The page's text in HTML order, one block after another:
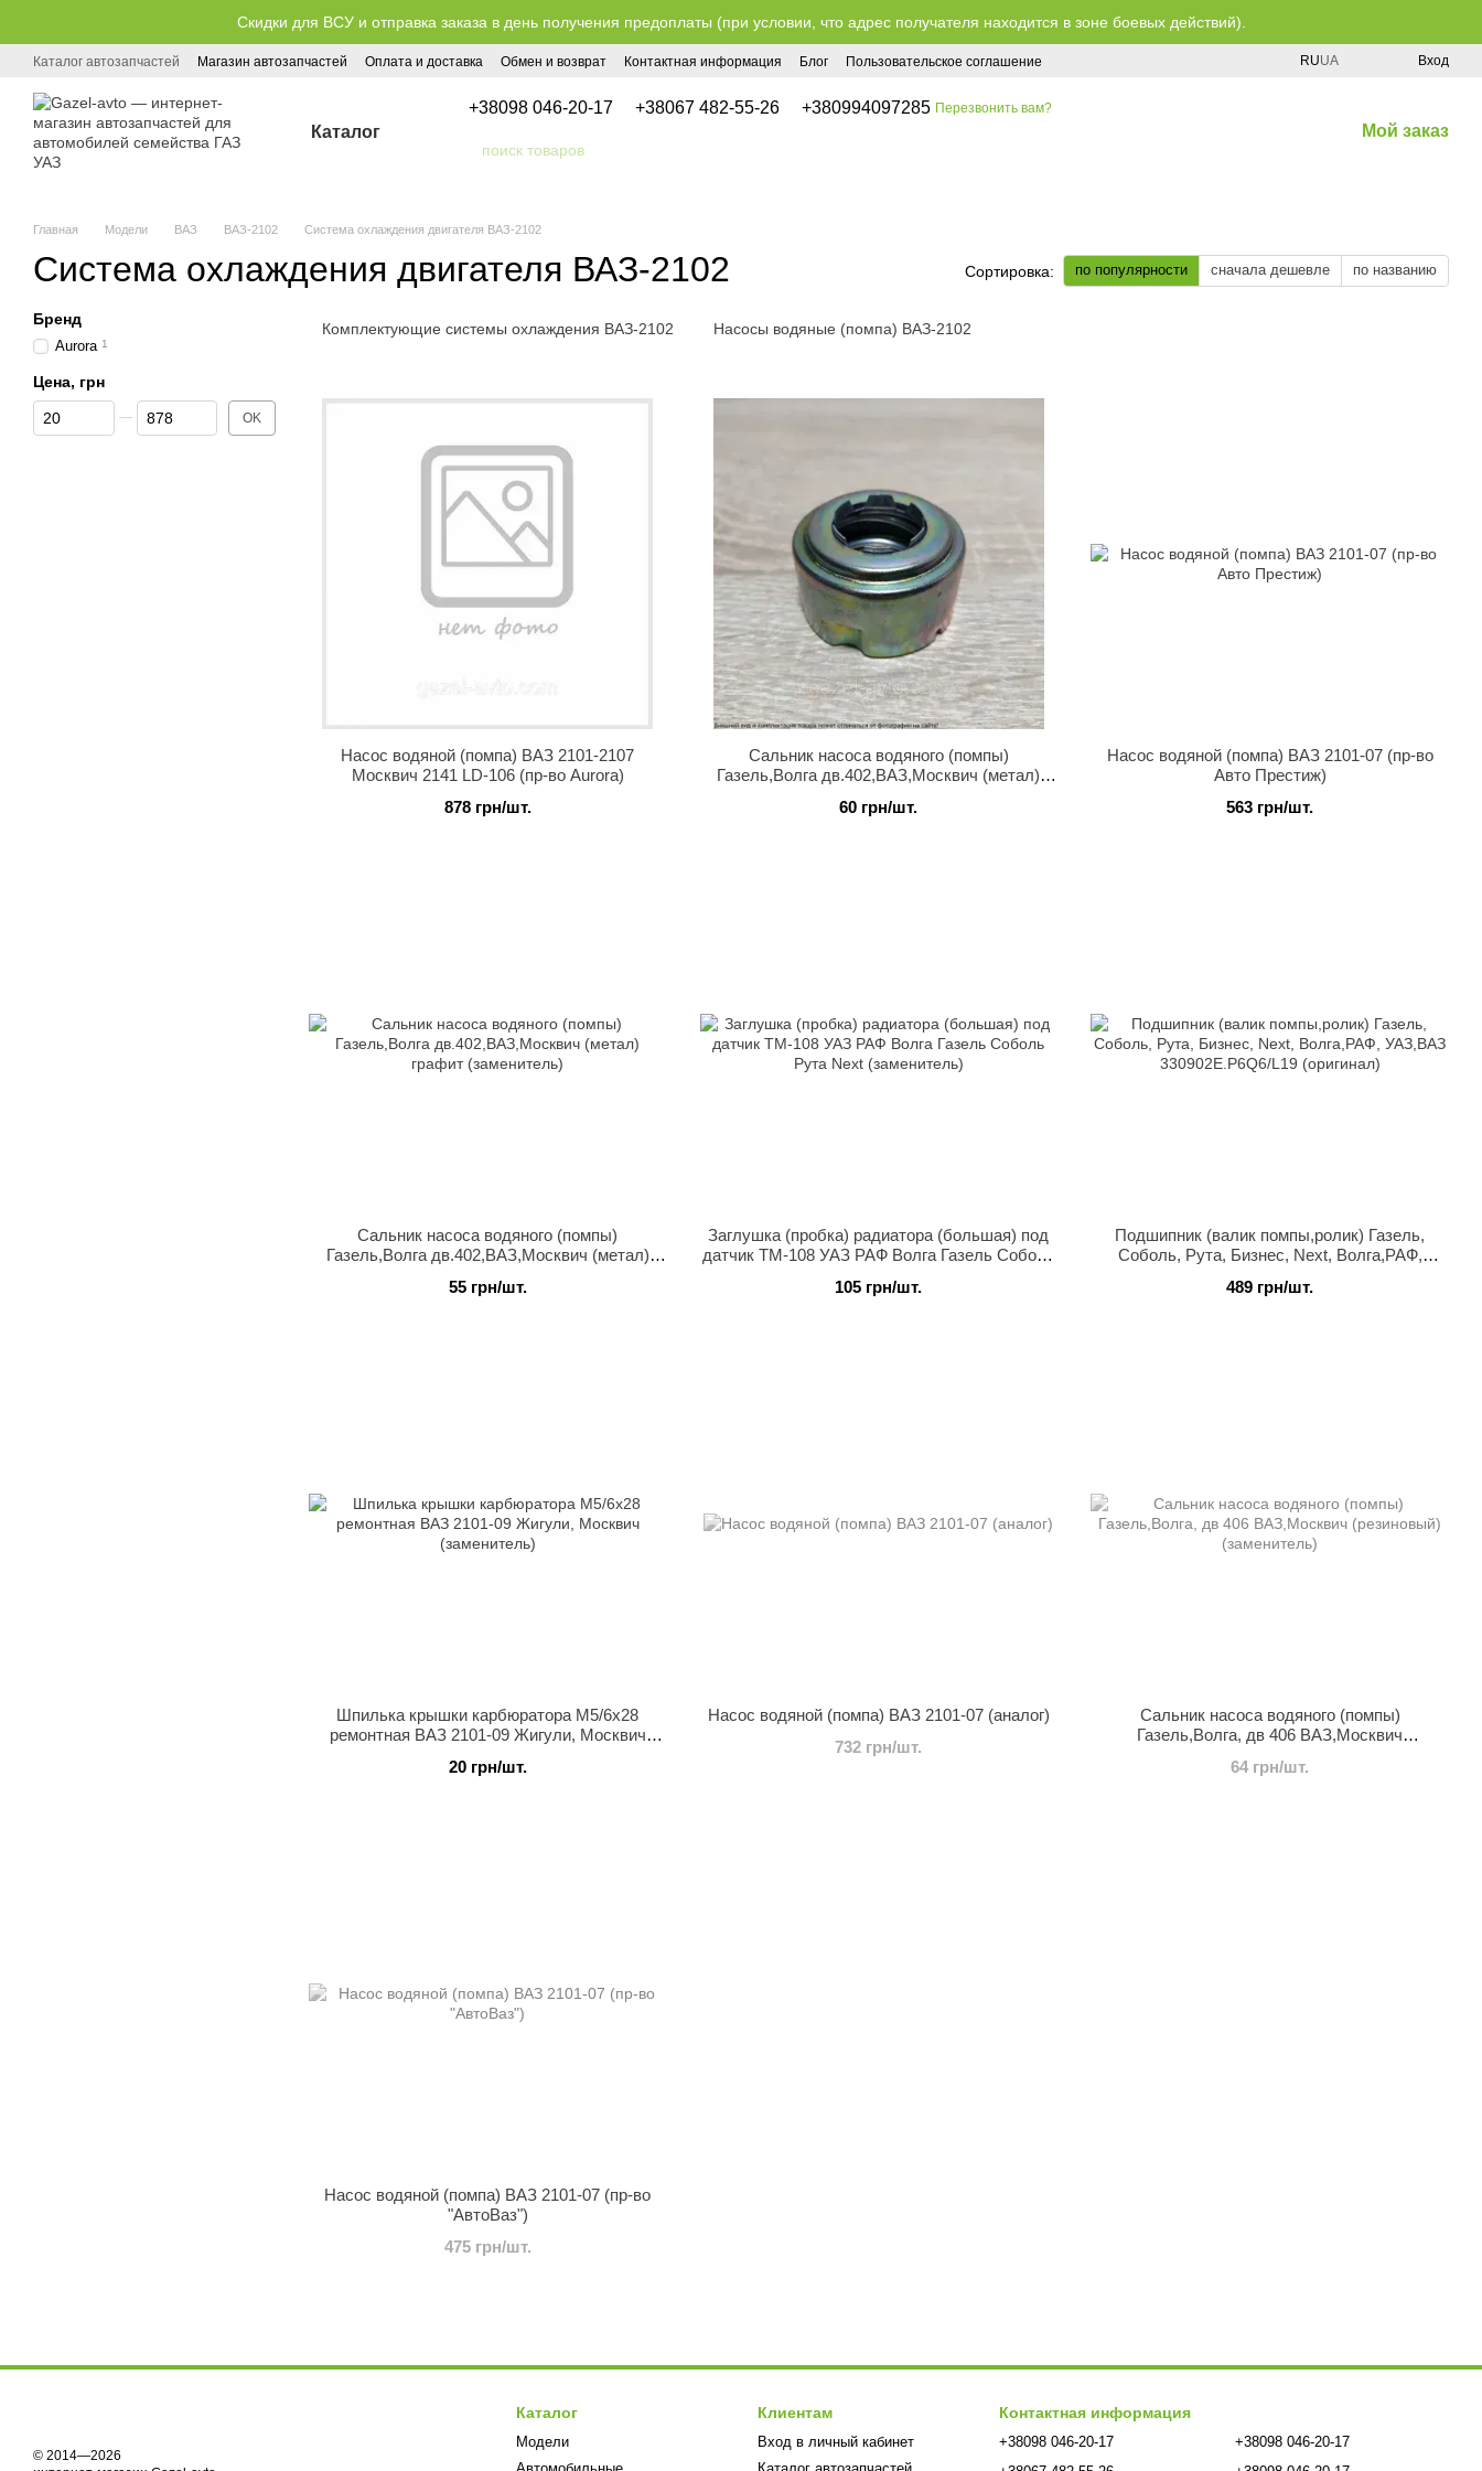
Перейти к основному контентуСкидки для ВСУ и отправка заказа в день получения предоплаты (при условии, что адрес получателя находится в зоне боевых действий).
Каталог автозапчастей Магазин автозапчастей Оплата и доставка Обмен и возврат Контактная информация Блог
Пользовательское соглашение
RUUA Вход
Каталог
+38098 046-20-17 +38067 482-55-26 +380994097285 Перезвонить вам?
Мой заказ
Главная Модели ВАЗ ВАЗ-2102 Система охлаждения двигателя ВАЗ-2102
Система охлаждения двигателя ВАЗ-2102 Сортировка: по популярности сначала дешевле по названию
Комплектующие системы охлаждения ВАЗ-2102 Насосы водяные (помпа) ВАЗ-2102
Насос водяной (помпа) ВАЗ 2101-2107
Москвич 2141 LD-106 (пр-во Aurora)
878 грн/шт.
Сальник насоса водяного (помпы)
Газель,Волга дв.402,ВАЗ,Москвич (метал)
60 грн/шт.
Насос водяной (помпа) ВАЗ 2101-07 (пр-во
Авто Престиж)
563 грн/шт.
Сальник насоса водяного (помпы)
Газель,Волга дв.402,ВАЗ,Москвич (метал)
55 грн/шт.
Заглушка (пробка) радиатора (большая) под
датчик ТМ-108 УАЗ РАФ Волга Газель Соболь
105 грн/шт.
Подшипник (валик помпы,ролик) Газель,
Соболь, Рута, Бизнес, Next, Волга,РАФ,
489 грн/шт.
Шпилька крышки карбюратора М5/6х28
ремонтная ВАЗ 2101-09 Жигули, Москвич
20 грн/шт.
Насос водяной (помпа) ВАЗ 2101-07 (аналог)
732 грн/шт.
Сальник насоса водяного (помпы)
Газель,Волга, дв 406 ВАЗ,Москвич
64 грн/шт.
Насос водяной (помпа) ВАЗ 2101-07 (пр-во
"АвтоВаз")
475 грн/шт.
Бренд
Aurora 1
Цена, грн
От Цена, грн
До Цена, грн OK
© 2014—2026
Каталог
Модели
Клиентам
Вход в личный кабинет
Контактная информация
+38098 046-20-17
+38098 046-20-17